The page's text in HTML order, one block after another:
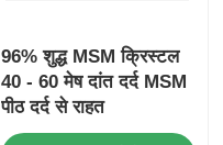
96% शुद्ध MSM क्रिस्टल
40 - 60 मेष दांत दर्द MSM
पीठ दर्द से राहत